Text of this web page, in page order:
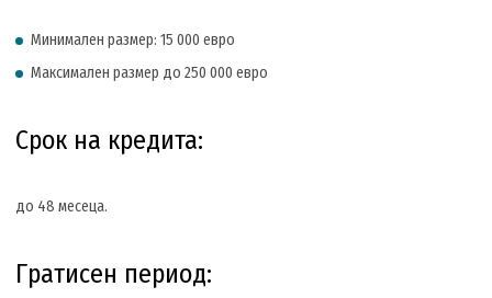
Минимален размер: 15 000 евро
Максимален размер до 250 000 евро
Срок на кредита:
до 48 месеца.
Гратисен период: